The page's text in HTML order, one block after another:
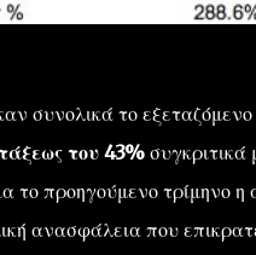
συνολικά το
του 43% συγκριτικά
το προηγούμενο τρίμηνο
ανασφάλεια που